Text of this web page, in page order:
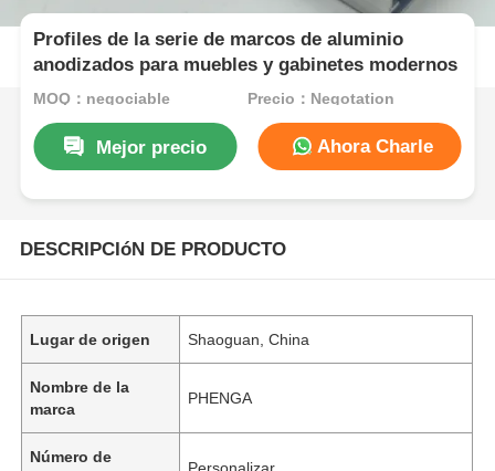
Profiles de la serie de marcos de aluminio
anodizados para muebles y gabinetes modernos
MOQ：negociable Precio：Negotation
Mejor precio Ahora Charle
DESCRIPCIóN DE PRODUCTO
Lugar de origen Shaoguan, China
Nombre de la
marca
PHENGA
Número de
Personalizar